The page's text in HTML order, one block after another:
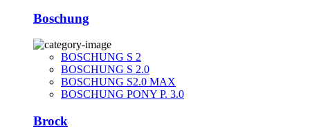
Boschung
BOSCHUNG S 2
BOSCHUNG S 2.0
BOSCHUNG S2.0 MAX
BOSCHUNG PONY P. 3.0
Brock